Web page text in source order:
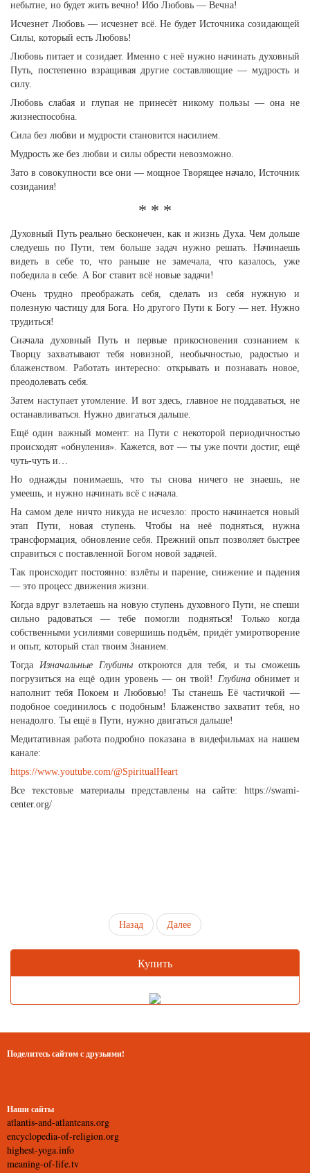
небытие, но будет жить вечно! Ибо Любовь — Вечна!
Исчезнет Любовь — исчезнет всё. Не будет Источника созидающей
Силы, который есть Любовь!
Любовь питает и созидает. Именно с неё нужно начинать духовный
Путь, постепенно взращивая другие составляющие — мудрость и
силу.
Любовь слабая и глупая не принесёт никому пользы — она не
жизнеспособна.
Сила без любви и мудрости становится насилием.
Мудрость же без любви и силы обрести невозможно.
Зато в совокупности все они — мощное Творящее начало, Источник
созидания!
* * *
Духовный Путь реально бесконечен, как и жизнь Духа. Чем дольше
следуешь по Пути, тем больше задач нужно решать. Начинаешь
видеть в себе то, что раньше не замечала, что казалось, уже
победила в себе. А Бог ставит всё новые задачи!
Очень трудно преображать себя, сделать из себя нужную и
полезную частицу для Бога. Но другого Пути к Богу — нет. Нужно
трудиться!
Сначала духовный Путь и первые прикосновения сознанием к
Творцу захватывают тебя новизной, необычностью, радостью и
блаженством. Работать интересно: открывать и познавать новое,
преодолевать себя.
Затем наступает утомление. И вот здесь, главное не поддаваться, не
останавливаться. Нужно двигаться дальше.
Ещё один важный момент: на Пути с некоторой периодичностью
происходят «обнуления». Кажется, вот — ты уже почти достиг, ещё
чуть-чуть и…
Но однажды понимаешь, что ты снова ничего не знаешь, не
умеешь, и нужно начинать всё с начала.
На самом деле ничто никуда не исчезло: просто начинается новый
этап Пути, новая ступень. Чтобы на неё подняться, нужна
трансформация, обновление себя. Прежний опыт позволяет быстрее
справиться с поставленной Богом новой задачей.
Так происходит постоянно: взлёты и парение, снижение и падения
— это процесс движения жизни.
Когда вдруг взлетаешь на новую ступень духовного Пути, не спеши
сильно радоваться — тебе помогли подняться! Только когда
собственными усилиями совершишь подъём, придёт умиротворение
и опыт, который стал твоим Знанием.
Тогда Изначальные Глубиныоткроются для тебя, и ты сможешь
погрузиться на ещё один уровень — он твой! Глубинаобнимет и
наполнит тебя Покоем и Любовью! Ты станешь Её частичкой —
подобное соединилось с подобным! Блаженство захватит тебя, но
ненадолго. Ты ещё в Пути, нужно двигаться дальше!
Медитативная работа подробно показана в видефильмах на нашем
канале:
https://www.youtube.com/@SpiritualHeart
Все текстовые материалы представлены на сайте: https://swami-
center.org/
Назад Далее
Купить
Поделитесь сайтом с друзьями!
Наши сайты
atlantis-and-atlanteans.org
encyclopedia-of-religion.org
highest-yoga.info
meaning-of-life.tv